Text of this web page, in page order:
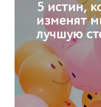
5 истин,
изменят
лучшую